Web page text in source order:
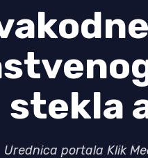
stekla
Urednica portala Klik